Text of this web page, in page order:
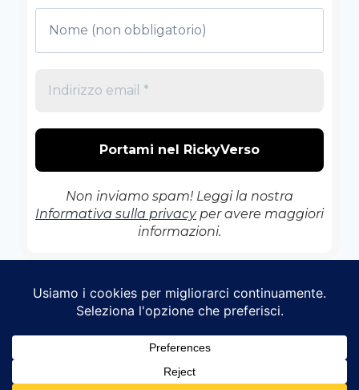
Non inviamo spam! Leggi la nostra
Informativa sulla privacyper avere maggiori
informazioni.
Kadence WP